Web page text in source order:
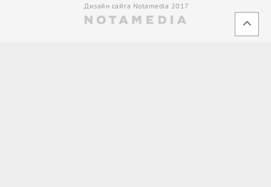
Дизайн сайта Notamedia 2017